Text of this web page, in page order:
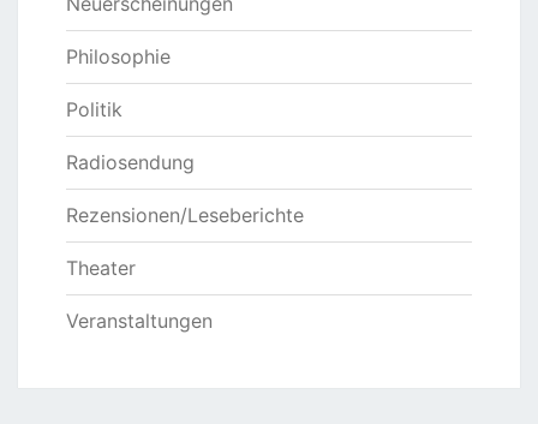
Philosophie
Politik
Radiosendung
Rezensionen/Leseberichte
Theater
Veranstaltungen